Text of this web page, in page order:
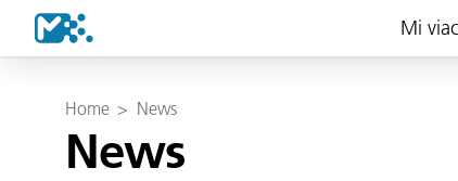
Mi viac
Home > News
News